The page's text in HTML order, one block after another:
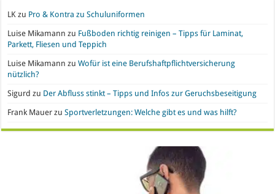
LK zu Pro & Kontra zu Schuluniformen
Luise Mikamann zu Fußboden richtig reinigen – Tipps für Laminat,
Parkett, Fliesen und Teppich
Luise Mikamann zuWofür ist eine Berufshaftpflichtversicherung
nützlich?
Sigurd zu Der Abfluss stinkt – Tipps und Infos zur Geruchsbeseitigung
Frank Mauer zuSportverletzungen: Welche gibt es und was hilft?